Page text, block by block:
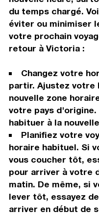
du temps chargé.
éviter ou minimiser
votre prochain
retour à Victoria :
Changez votre
partir. Ajustez votre
nouvelle zone
votre pays d'origine.
habituer à la
Planifiez votre
horaire habituel. Si
vous coucher tôt,
pour arriver à votre
matin. De même, si
lever tôt, essayez
arriver en début de